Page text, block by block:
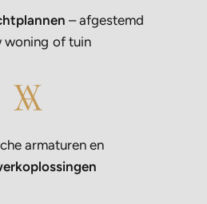
– afgestemd
woning of tuin
armaturen en